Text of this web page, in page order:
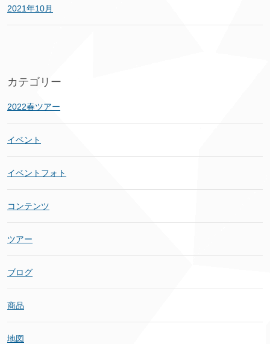
2021年10月
カテゴリー
2022春ツアー
イベント
イベントフォト
コンテンツ
ツアー
ブログ
商品
地図